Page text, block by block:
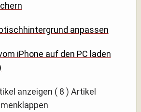
anpassen
iPhone auf den PC laden
anzeigen ( 8 ) Artikel